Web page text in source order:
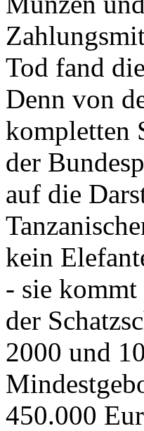
Tod fand
Denn von
kompletten
der
auf die
kein
- sie kommt
der
2000 und
450.000